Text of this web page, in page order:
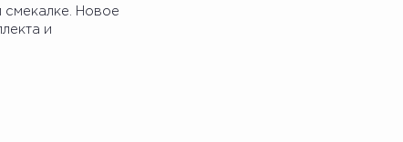
смекалке. Новое
и